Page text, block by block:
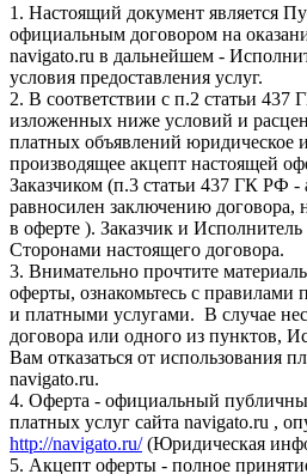
1. Настоящий документ является
официальным договором на
navigato.ru в дальнейшем -
условия предоставления услуг.
2. В соответствии с п.2 статьи 437
изложенных ниже условий и
платных объявлений юридическое
производящее акцепт настоящей
Заказчиком (п.3 статьи 437 ГК РФ -
равносилен заключению договора,
в оферте ). Заказчик и
Сторонами настоящего договора.
3. Внимательно прочтите
оферты, ознакомьтесь с правилами
и платными услугами. В случае
договора или одного из пунктов,
Вам отказаться от использования
navigato.ru.
4. Оферта - официальный
платных услуг сайта navigato.ru ,
http://navigato.ru/(Юридическая
5. Акцепт оферты - полное